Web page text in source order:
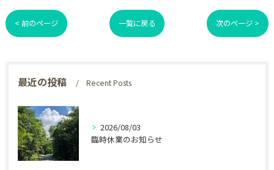
< 前のページ 一覧に戻る 次のページ >
最近の投稿 Recent Posts
2026/08/03
臨時休業のお知らせ